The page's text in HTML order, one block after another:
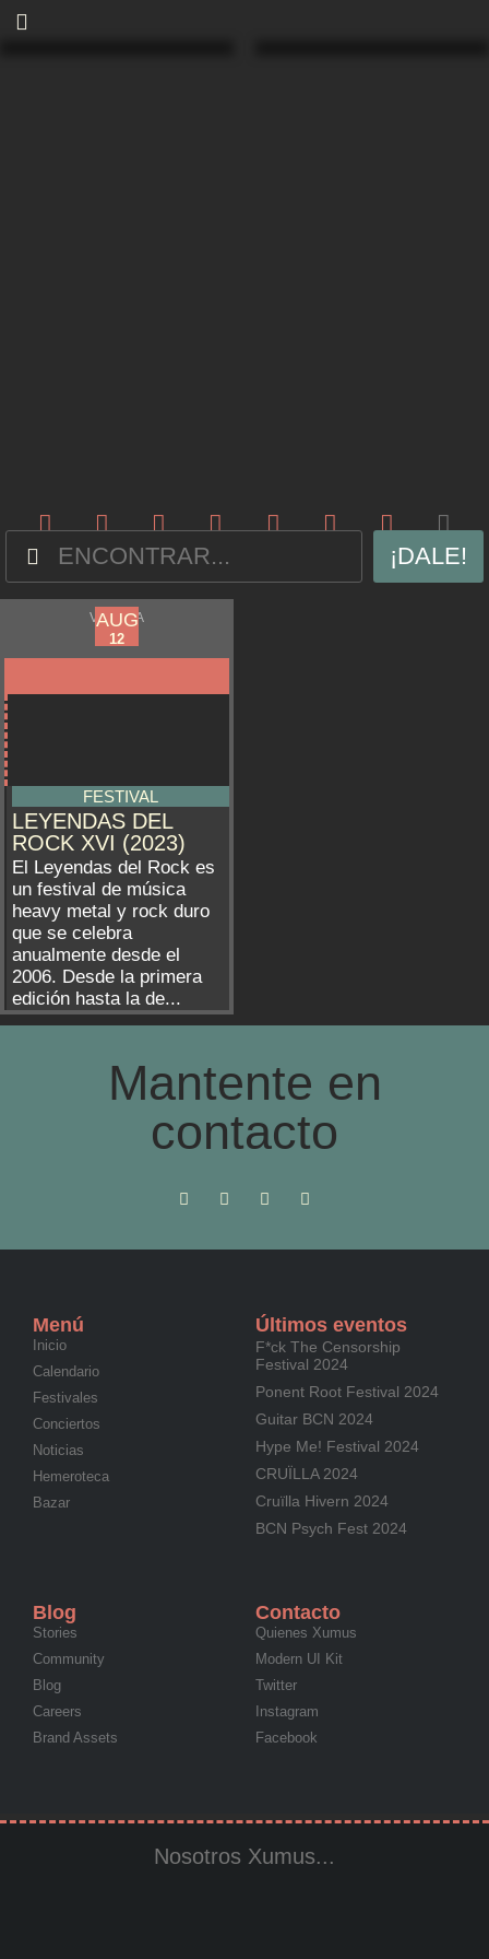
¡DALE!
VILLENA
AUG
09
AUG
12
FESTIVAL
LEYENDAS DEL
ROCK XVI (2023)
El Leyendas del Rock es
un festival de música
heavy metal y rock duro
que se celebra
anualmente desde el
2006. Desde la primera
edición hasta la de...
Mantente en
contacto
Menú
Inicio
Calendario
Festivales
Conciertos
Noticias
Hemeroteca
Bazar
Últimos eventos
F*ck The Censorship
Festival 2024
Ponent Root Festival 2024
Guitar BCN 2024
Hype Me! Festival 2024
CRUÏLLA 2024
Cruïlla Hivern 2024
BCN Psych Fest 2024
Blog
Stories
Community
Blog
Careers
Brand Assets
Contacto
Quienes Xumus
Modern UI Kit
Twitter
Instagram
Facebook
Nosotros Xumus...